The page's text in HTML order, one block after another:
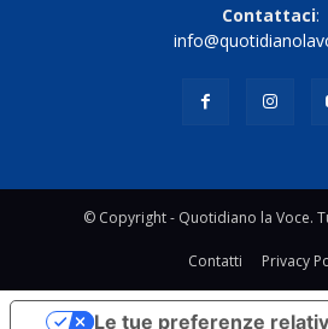
Contattaci:
© Copyright - Quotidiano la Voce.
Contatti Privacy
Le tue preferenze